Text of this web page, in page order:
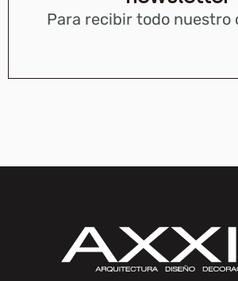
Para recibir todo nuestro